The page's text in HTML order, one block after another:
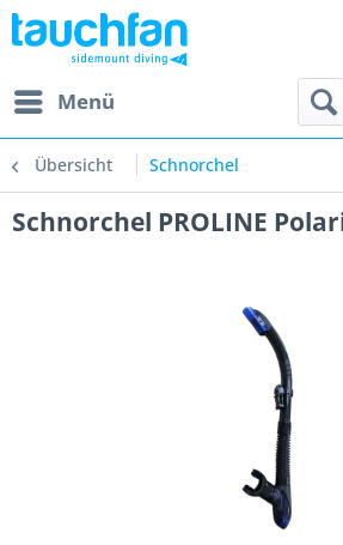
Menü
Übersicht Schnorchel
Schnorchel PROLINE